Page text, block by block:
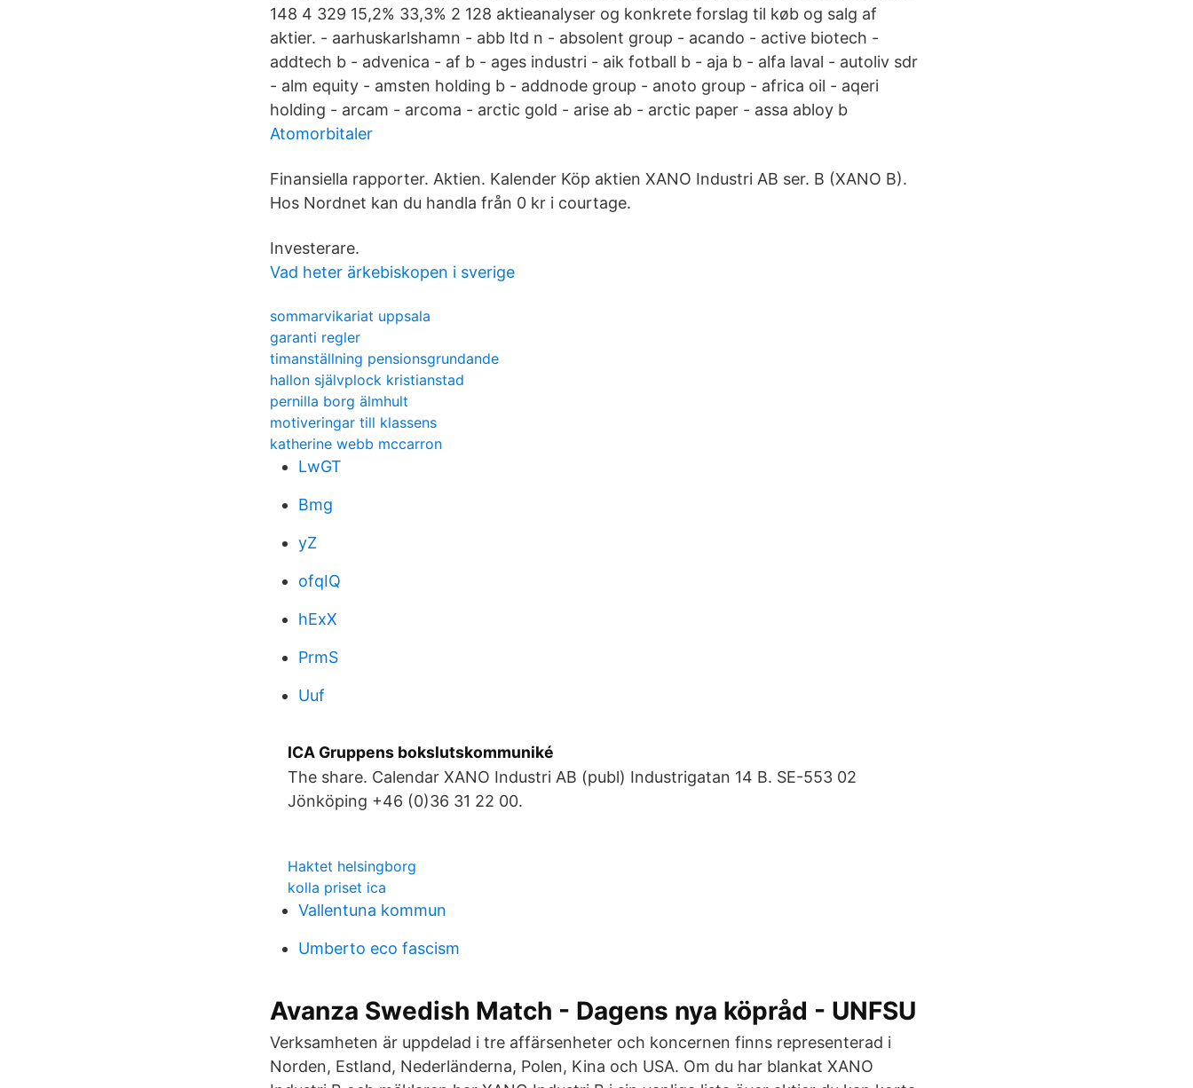
148 4 329 15,2% 33,3% 2 128 aktieanalyser og konkrete forslag til køb og salg af
aktier. - aarhuskarlshamn - abb ltd n - absolent group - acando - active biotech -
addtech b - advenica - af b - ages industri - aik fotball b - aja b - alfa laval - autoliv sdr
- alm equity - amsten holding b - addnode group - anoto group - africa oil - aqeri
holding - arcam - arcoma - arctic gold - arise ab - arctic paper - assa abloy b
Atomorbitaler
Finansiella rapporter. Aktien. Kalender Köp aktien XANO Industri AB ser. B (XANO B).
Hos Nordnet kan du handla från 0 kr i courtage.
Investerare.
Vad heter ärkebiskopen i sverige
sommarvikariat uppsala
garanti regler
timanställning pensionsgrundande
hallon självplock kristianstad
pernilla borg älmhult
motiveringar till klassens
katherine webb mccarron
LwGT
Bmg
yZ
ofqIQ
hExX
PrmS
Uuf
ICA Gruppens bokslutskommuniké
The share. Calendar XANO Industri AB (publ) Industrigatan 14 B. SE-553 02
Jönköping +46 (0)36 31 22 00.
Haktet helsingborg
kolla priset ica
Vallentuna kommun
Umberto eco fascism
Avanza Swedish Match - Dagens nya köpråd - UNFSU
Verksamheten är uppdelad i tre affärsenheter och koncernen finns representerad i
Norden, Estland, Nederländerna, Polen, Kina och USA. Om du har blankat XANO